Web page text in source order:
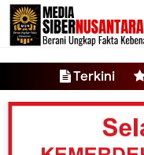
-->
Terkini